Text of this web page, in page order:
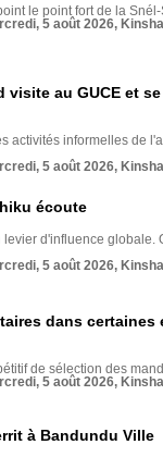
le point fort de la
5 août 2026,
visite au GUCE et
activités informelles de
5 août 2026,
écoute
d'influence globale.
5 août 2026,
dans
de sélection des
5 août 2026,
à Bandundu Ville